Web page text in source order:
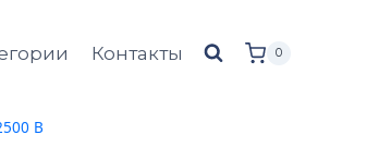
Контакты 0
B